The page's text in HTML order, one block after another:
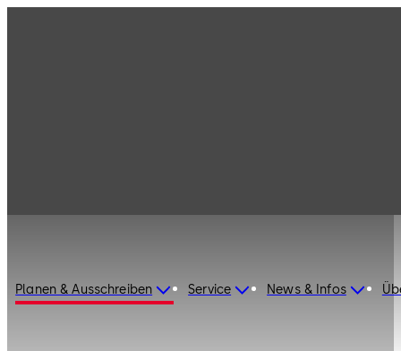
Planen & Ausschreiben Service News & Infos